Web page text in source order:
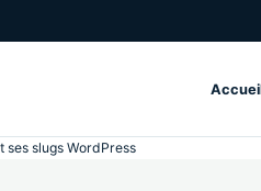
ses slugs WordPress